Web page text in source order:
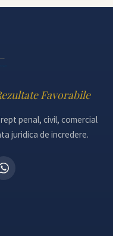
Favorabile
penal, civil, comercial
juridica de incredere.